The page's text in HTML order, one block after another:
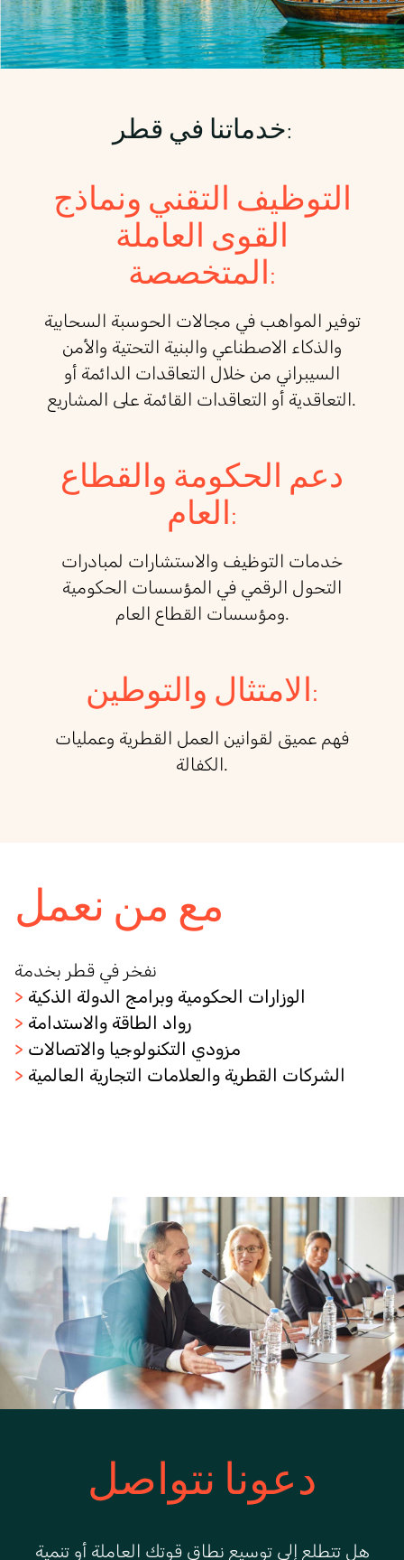
خدماتنا في قطر:
التوظيف التقني ونماذج
القوى العاملة
المتخصصة:
توفير المواهب في مجالات الحوسبة السحابية
والذكاء الاصطناعي والبنية التحتية والأمن
السيبراني من خلال التعاقدات الدائمة أو
التعاقدية أو التعاقدات القائمة على المشاريع.
دعم الحكومة والقطاع
العام:
خدمات التوظيف والاستشارات لمبادرات
التحول الرقمي في المؤسسات الحكومية
ومؤسسات القطاع العام.
الامتثال والتوطين:
فهم عميق لقوانين العمل القطرية وعمليات
الكفالة.
مع من نعمل
نفخر في قطر بخدمة
> الوزارات الحكومية وبرامج الدولة الذكية
> رواد الطاقة والاستدامة
> مزودي التكنولوجيا والاتصالات
> الشركات القطرية والعلامات التجارية العالمية
دعونا نتواصل
هل تتطلع إلى توسيع نطاق قوتك العاملة أو تنمية